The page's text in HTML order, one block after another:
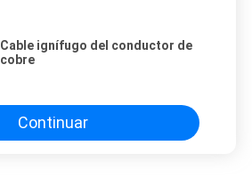
Cable ignífugo del conductor de
cobre
Continuar